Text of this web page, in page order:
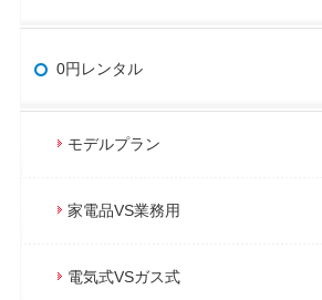
0円レンタル
モデルプラン
家電品VS業務用
電気式VSガス式